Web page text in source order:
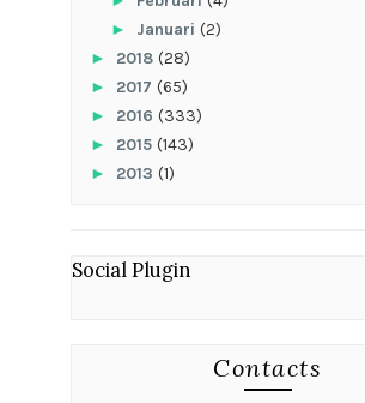
► Januari (2)
► 2018 (28)
► 2017 (65)
► 2016 (333)
► 2015 (143)
► 2013 (1)
Social Plugin
Contacts